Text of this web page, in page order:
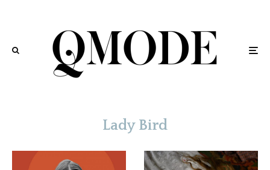
Lady Bird